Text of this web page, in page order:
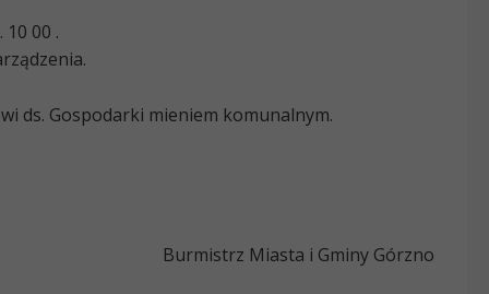
10 00 .
ds. Gospodarki mieniem komunalnym.
Burmistrz Miasta i Gminy Górzno